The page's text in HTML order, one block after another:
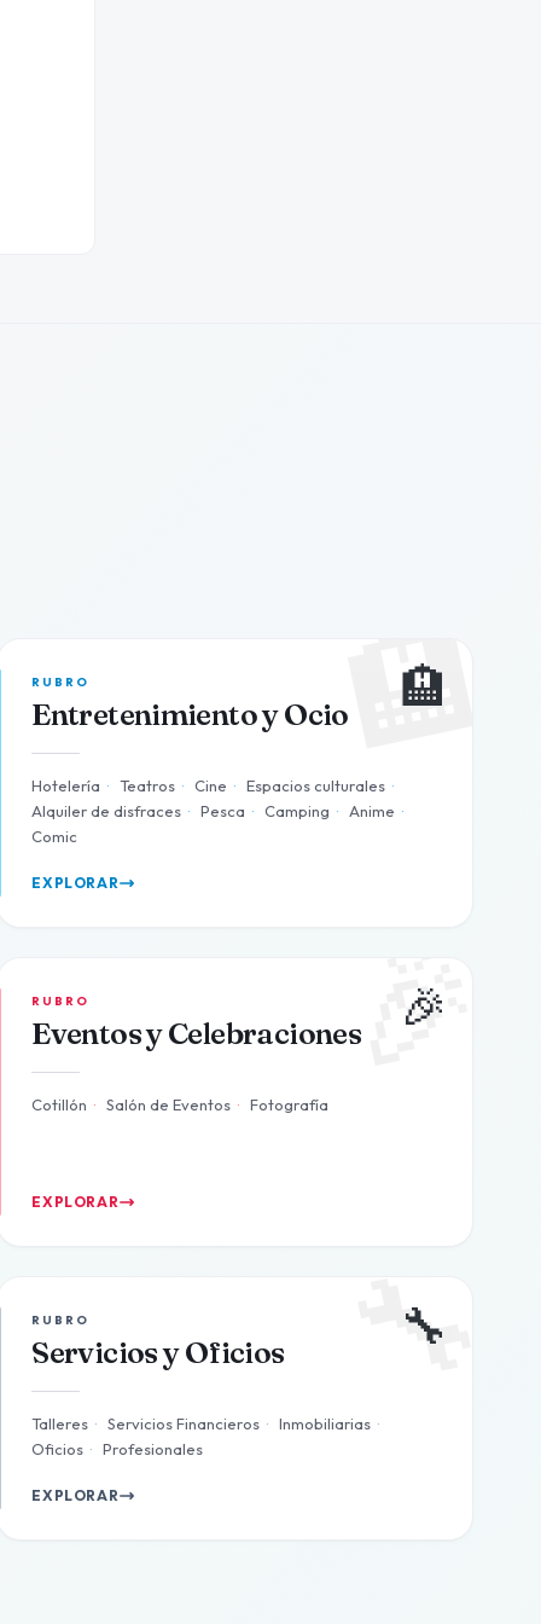
🏨
🏨
RUBRO
Entretenimiento y Ocio
Hotelería · Teatros · Cine · Espacios culturales ·
Alquiler de disfraces · Pesca · Camping · Anime ·
Comic
EXPLORAR
🎉
🎉
RUBRO
Eventos y Celebraciones
Cotillón · Salón de Eventos · Fotografía
EXPLORAR
🔧
🔧
RUBRO
Servicios y Oficios
Talleres · Servicios Financieros · Inmobiliarias ·
Oficios · Profesionales
EXPLORAR